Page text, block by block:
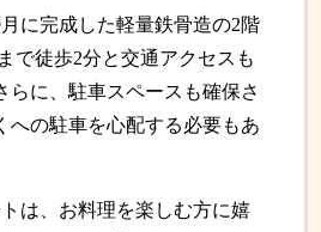
に完成した軽量鉄骨造の2階
まで徒歩2分と交通アクセスも
らに、駐車スペースも確保さ
への駐車を心配する必要もあ
は、お料理を楽しむ方に嬉